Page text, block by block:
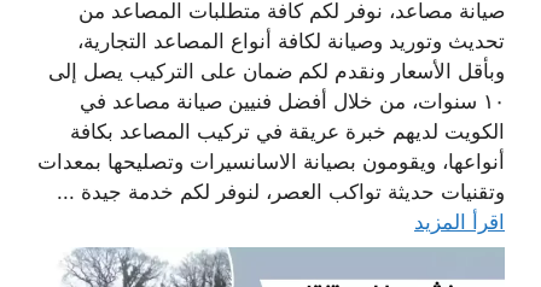
صيانة مصاعد، نوفر لكم كافة متطلبات المصاعد من
تحديث وتوريد وصيانة لكافة أنواع المصاعد التجارية،
وبأقل الأسعار ونقدم لكم ضمان على التركيب يصل إلى
١٠ سنوات، من خلال أفضل فنيين صيانة مصاعد في
الكويت لديهم خبرة عريقة في تركيب المصاعد بكافة
أنواعها، ويقومون بصيانة الاسانسيرات وتصليحها بمعدات
وتقنيات حديثة تواكب العصر، لنوفر لكم خدمة جيدة ...
اقرأ المزيد